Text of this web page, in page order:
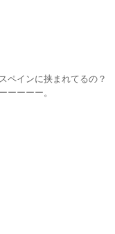
ペインに挟まれてるの？
ーーーー。